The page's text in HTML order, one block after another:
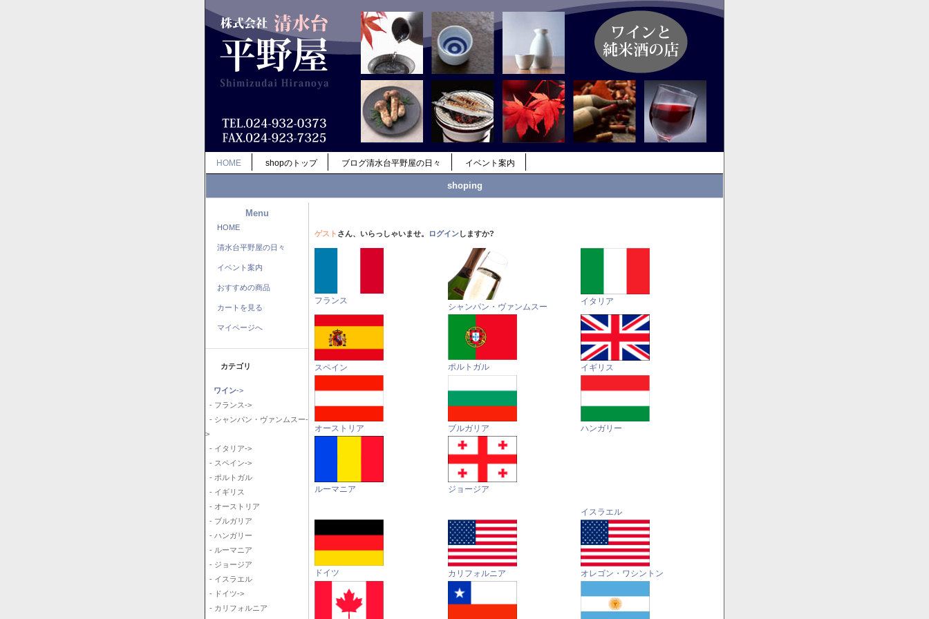
HOME shopのトップ ブログ清水台平野屋の日々 イベント案内
shoping
Menu
HOME
清水台平野屋の日々
イベント案内
おすすめの商品
カートを見る
マイページへ
カテゴリ
ワイン->
- フランス->
- シャンパン・ヴァンムスー-
>
- イタリア->
- スペイン->
- ポルトガル
- イギリス
- オーストリア
- ブルガリア
- ハンガリー
- ルーマニア
- ジョージア
- イスラエル
- ドイツ->
- カリフォルニア
ゲスト さん、いらっしゃいませ。 ログインしますか?
フランス
シャンパン・ヴァンムスー
イタリア
スペイン ポルトガル イギリス
オーストリア ブルガリア ハンガリー
ルーマニア ジョージア
イスラエル
ドイツ カリフォルニア オレゴン・ワシントン